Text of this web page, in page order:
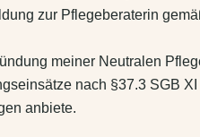
zur Pflegeberaterin
meiner Neutralen
nach §37.3 SGB
anbiete.